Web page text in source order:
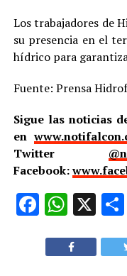
Los trabajadores de
su presencia en el
hídrico para
Fuente: Prensa
Sigue las noticias
en
Twitter
Facebook:
Facebook
X